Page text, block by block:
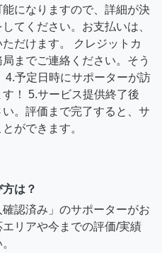
になりますので、詳細が決
てください。お支払いは、
だけます。 クレジットカ
までご連絡ください。そう
4.予定日時にサポーターが訪
！ 5.サービス提供終了後
。評価まで完了すると、サ
ができます。
は？
確認済み」のサポーターがお
リアや今までの評価/実績